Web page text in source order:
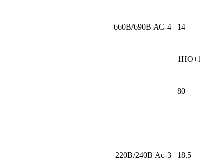
660В/690В АС-4 14
80
220В/240В Ас-3 18.5